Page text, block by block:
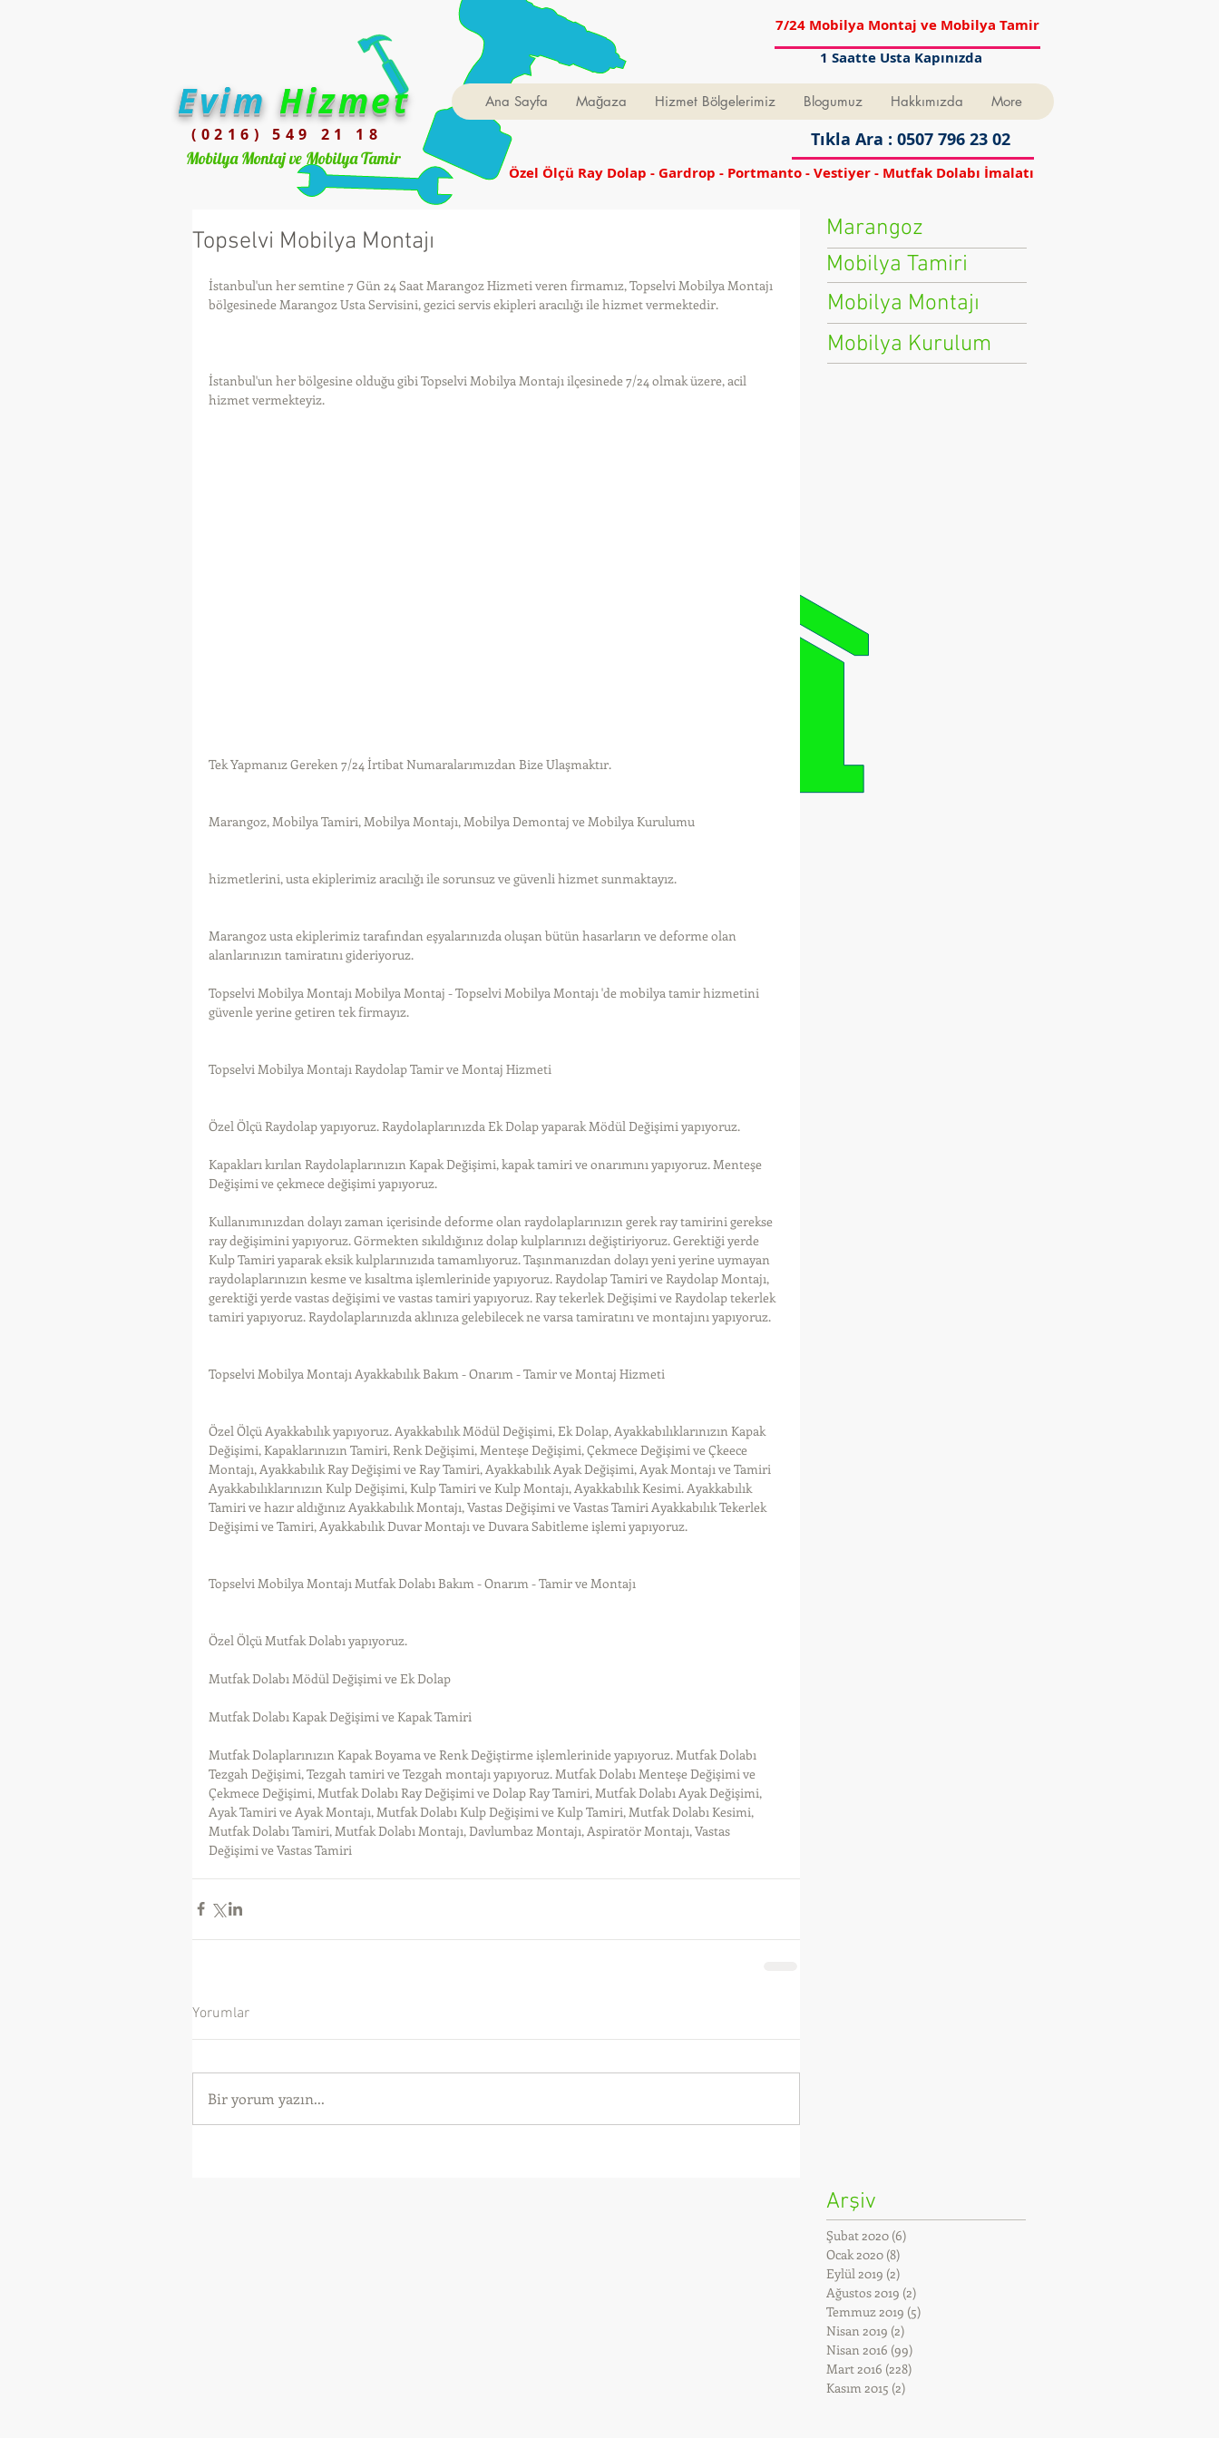
EvimHizmet
(0216) 549 21 18
Mobilya Montaj ve Mobilya Tamir
7/24 Mobilya Montaj ve Mobilya Tamir
1 Saatte Usta Kapınızda
Ana Sayfa Mağaza Hizmet Bölgelerimiz Blogumuz Hakkımızda More
Tıkla Ara : 0507 796 23 02
Özel Ölçü Ray Dolap - Gardrop - Portmanto - Vestiyer - Mutfak Dolabı İmalatı
Topselvi Mobilya Montajı
İstanbul'un her semtine 7 Gün 24 Saat Marangoz Hizmeti veren firmamız, Topselvi Mobilya Montajı
bölgesinede Marangoz Usta Servisini, gezici servis ekipleri aracılığı ile hizmet vermektedir.
İstanbul'un her bölgesine olduğu gibi Topselvi Mobilya Montajı ilçesinede 7/24 olmak üzere, acil
hizmet vermekteyiz.
Tek Yapmanız Gereken 7/24 İrtibat Numaralarımızdan Bize Ulaşmaktır.
Marangoz, Mobilya Tamiri, Mobilya Montajı, Mobilya Demontaj ve Mobilya Kurulumu
hizmetlerini, usta ekiplerimiz aracılığı ile sorunsuz ve güvenli hizmet sunmaktayız.
Marangoz usta ekiplerimiz tarafından eşyalarınızda oluşan bütün hasarların ve deforme olan
alanlarınızın tamiratını gideriyoruz.
Topselvi Mobilya Montajı Mobilya Montaj - Topselvi Mobilya Montajı 'de mobilya tamir hizmetini
güvenle yerine getiren tek firmayız.
Topselvi Mobilya Montajı Raydolap Tamir ve Montaj Hizmeti
Özel Ölçü Raydolap yapıyoruz. Raydolaplarınızda Ek Dolap yaparak Mödül Değişimi yapıyoruz.
Kapakları kırılan Raydolaplarınızın Kapak Değişimi, kapak tamiri ve onarımını yapıyoruz. Menteşe
Değişimi ve çekmece değişimi yapıyoruz.
Kullanımınızdan dolayı zaman içerisinde deforme olan raydolaplarınızın gerek ray tamirini gerekse
ray değişimini yapıyoruz. Görmekten sıkıldığınız dolap kulplarınızı değiştiriyoruz. Gerektiği yerde
Kulp Tamiri yaparak eksik kulplarınızıda tamamlıyoruz. Taşınmanızdan dolayı yeni yerine uymayan
raydolaplarınızın kesme ve kısaltma işlemlerinide yapıyoruz. Raydolap Tamiri ve Raydolap Montajı,
gerektiği yerde vastas değişimi ve vastas tamiri yapıyoruz. Ray tekerlek Değişimi ve Raydolap tekerlek
tamiri yapıyoruz. Raydolaplarınızda aklınıza gelebilecek ne varsa tamiratını ve montajını yapıyoruz.
Topselvi Mobilya Montajı Ayakkabılık Bakım - Onarım - Tamir ve Montaj Hizmeti
Özel Ölçü Ayakkabılık yapıyoruz. Ayakkabılık Mödül Değişimi, Ek Dolap, Ayakkabılıklarınızın Kapak
Değişimi, Kapaklarınızın Tamiri, Renk Değişimi, Menteşe Değişimi, Çekmece Değişimi ve Çkeece
Montajı, Ayakkabılık Ray Değişimi ve Ray Tamiri, Ayakkabılık Ayak Değişimi, Ayak Montajı ve Tamiri
Ayakkabılıklarınızın Kulp Değişimi, Kulp Tamiri ve Kulp Montajı, Ayakkabılık Kesimi. Ayakkabılık
Tamiri ve hazır aldığınız Ayakkabılık Montajı, Vastas Değişimi ve Vastas Tamiri Ayakkabılık Tekerlek
Değişimi ve Tamiri, Ayakkabılık Duvar Montajı ve Duvara Sabitleme işlemi yapıyoruz.
Topselvi Mobilya Montajı Mutfak Dolabı Bakım - Onarım - Tamir ve Montajı
Özel Ölçü Mutfak Dolabı yapıyoruz.
Mutfak Dolabı Mödül Değişimi ve Ek Dolap
Mutfak Dolabı Kapak Değişimi ve Kapak Tamiri
Mutfak Dolaplarınızın Kapak Boyama ve Renk Değiştirme işlemlerinide yapıyoruz. Mutfak Dolabı
Tezgah Değişimi, Tezgah tamiri ve Tezgah montajı yapıyoruz. Mutfak Dolabı Menteşe Değişimi ve
Çekmece Değişimi, Mutfak Dolabı Ray Değişimi ve Dolap Ray Tamiri, Mutfak Dolabı Ayak Değişimi,
Ayak Tamiri ve Ayak Montajı, Mutfak Dolabı Kulp Değişimi ve Kulp Tamiri, Mutfak Dolabı Kesimi,
Mutfak Dolabı Tamiri, Mutfak Dolabı Montajı, Davlumbaz Montajı, Aspiratör Montajı, Vastas
Değişimi ve Vastas Tamiri
Yorumlar
Bir yorum yazın...
Marangoz
Mobilya Tamiri
Mobilya Montajı
Mobilya Kurulum
Arşiv
Şubat 2020 (6)
Ocak 2020 (8)
Eylül 2019 (2)
Ağustos 2019 (2)
Temmuz 2019 (5)
Nisan 2019 (2)
Nisan 2016 (99)
Mart 2016 (228)
Kasım 2015 (2)